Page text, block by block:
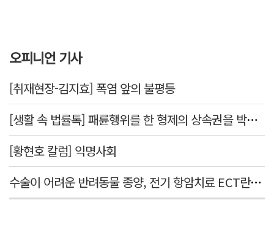
오피니언 기사
[취재현장-김지효] 폭염 앞의 불평등
[생활 속 법률톡] 패륜행위를 한 형제의 상속권을 박탈시킬 수 있을까요
[황현호 칼럼] 익명사회
수술이 어려운 반려동물 종양, 전기 항암치료 ECT란? [반려동물 건강톡톡]